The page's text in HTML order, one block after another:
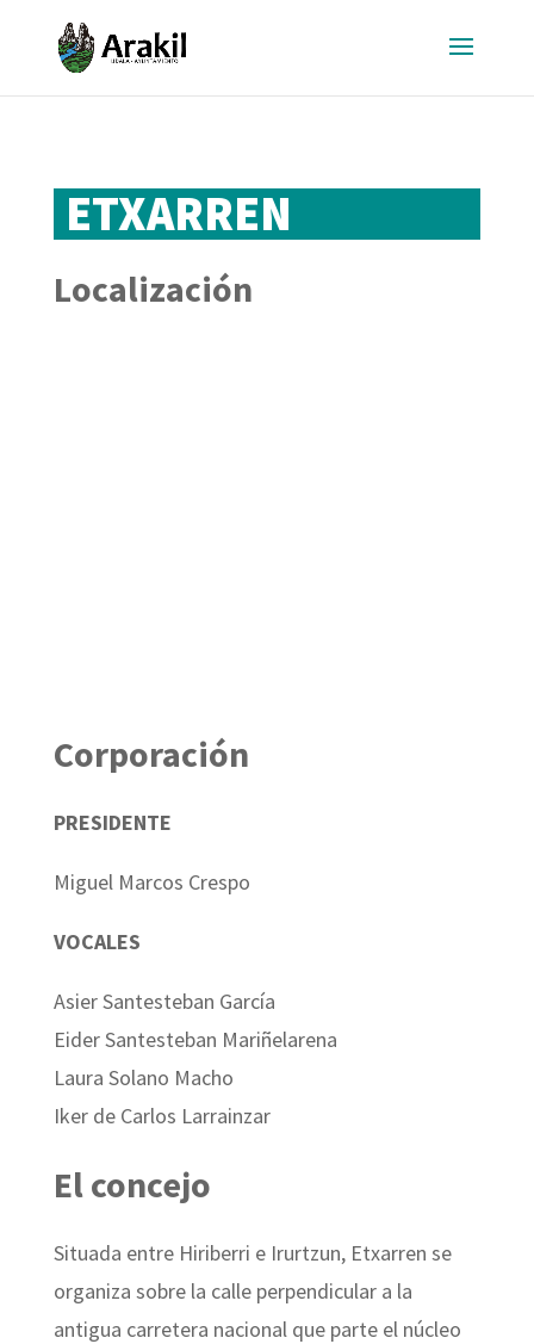
ETXARREN
Localización
Corporación
PRESIDENTE
Miguel Marcos Crespo
VOCALES
Asier Santesteban García
Eider Santesteban Mariñelarena
Laura Solano Macho
Iker de Carlos Larrainzar
El concejo
Situada entre Hiriberri e Irurtzun, Etxarren se
organiza sobre la calle perpendicular a la
antigua carretera nacional que parte el núcleo